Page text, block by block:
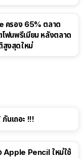
ครอง 65% ตลาด
โฟนพรีเมียม หลังตลาด
สูงสุดใหม่
นเถอะ !!!
Apple Pencil ใหม่ใช้